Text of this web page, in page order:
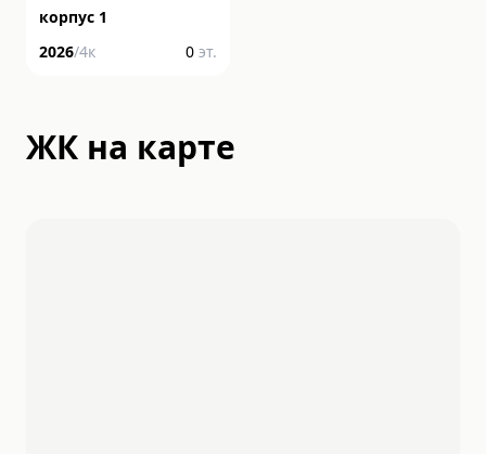
корпус 1
2026/4к 0 эт.
ЖК на карте